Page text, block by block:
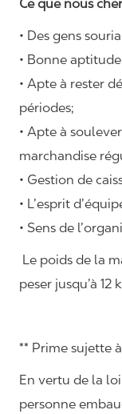
Ce que nous
• Des gens
• Bonne
• Apte à rester
périodes;
• Apte à
marchandise
• Gestion de
• L’esprit
• Sens de
Le poids de la
peser jusqu’à 12
** Prime sujette
En vertu de la
personne